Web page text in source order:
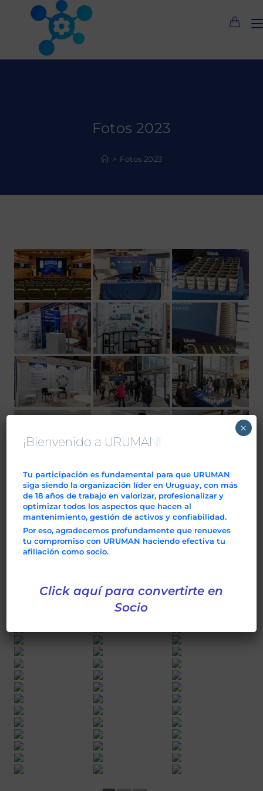
Fotos 2023
> Fotos 2023
¡Bienvenido a URUMAN!
Tu participación es fundamental para que URUMAN
siga siendo la organización líder en Uruguay, con más
de 18 años de trabajo en valorizar, profesionalizar y
optimizar todos los aspectos que hacen al
mantenimiento, gestión de activos y confiabilidad.
Por eso, agradecemos profundamente que renueves
tu compromiso con URUMAN haciendo efectiva tu
afiliación como socio.
Click aquí para convertirte en
Socio
×